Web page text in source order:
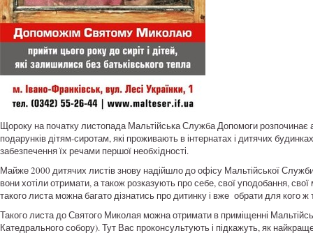
Щороку на початку листопада Мальтійська Служба Допомоги розпочинає
подарунків дітям-сиротам, які проживають в інтернатах і дитячих
забезпечення їх речами першої необхідності.
Майже 2000 дитячих листів знову надійшло до офісу Мальтійської
вони хотіли отримати, а також розказують про себе, свої уподобання,
такого листа можна багато дізнатись про дитинку і вже обрати для
Такого листа до Святого Миколая можна отримати в приміщенні
Катедрального собору). Тут Вас проконсультують і підкажуть, як